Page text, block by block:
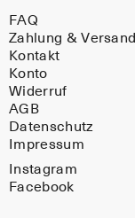
FAQ
Zahlung & Versand
Kontakt
Konto
Widerruf
AGB
Datenschutz
Impressum
Instagram
Facebook